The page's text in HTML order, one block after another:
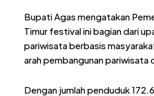
Bupati Agas mengatakan
Timur festival ini bagian dari
pariwisata berbasis
arah pembangunan pariwisata
Dengan jumlah penduduk